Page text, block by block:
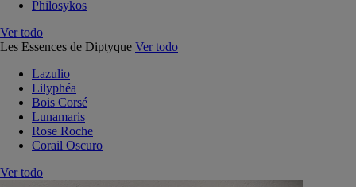
Philosykos
Ver todo
Les Essences de Diptyque Ver todo
Lazulio
Lilyphéa
Bois Corsé
Lunamaris
Rose Roche
Corail Oscuro
Ver todo